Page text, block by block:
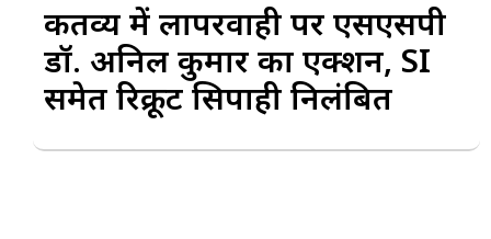
कर्तव्य में लापरवाही पर एसएसपी
डॉ. अनिल कुमार का एक्शन, SI
समेत रिक्रूट सिपाही निलंबित